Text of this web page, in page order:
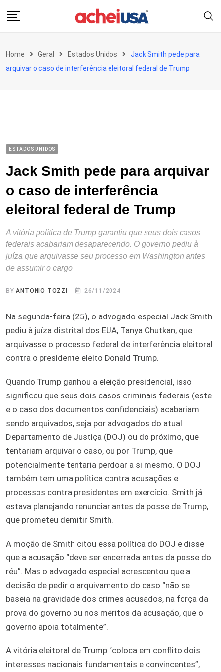
Home Geral Estados Unidos
Jack Smith pede para
arquivar o caso de interferência eleitoral federal de Trump
ESTADOS UNIDOS
Jack Smith pede para arquivar
o caso de interferência
eleitoral federal de Trump
A vitória política de Trump garantiu que seus dois casos
federais acabariam desaparecendo. O governo pediu à
juíza que arquivasse seu processo em Washington antes
de assumir o cargo
BYANTONIO TOZZI 26/11/2024
Na segunda-feira (25), o advogado especial Jack Smith
pediu à juíza distrital dos EUA, Tanya Chutkan, que
arquivasse o processo federal de interferência eleitoral
contra o presidente eleito Donald Trump.
Quando Trump ganhou a eleição presidencial, isso
significou que seus dois casos criminais federais (este
e o caso dos documentos confidenciais) acabariam
sendo arquivados, seja por advogados do atual
Departamento de Justiça (DOJ) ou do próximo, que
tentariam arquivar o caso, ou por Trump, que
potencialmente tentaria perdoar a si mesmo. O DOJ
também tem uma política contra acusações e
processos contra presidentes em exercício. Smith já
estava planejando renunciar antes da posse de Trump,
que prometeu demitir Smith.
A moção de Smith citou essa política do DOJ e disse
que a acusação “deve ser encerrada antes da posse do
réu”. Mas o advogado especial acrescentou que a
decisão de pedir o arquivamento do caso “não se
baseia na gravidade dos crimes acusados, na força da
prova do governo ou nos méritos da acusação, que o
governo apoia totalmente”.
A vitória eleitoral de Trump “coloca em conflito dois
interesses nacionais fundamentais e convincentes”,